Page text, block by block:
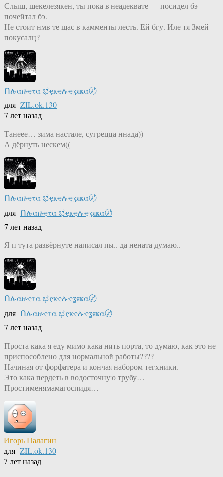
Слыш, шекелезякен, ты пока в неадеквате — посидел бэ
почейтал бэ.
Не стоит нмв те щас в камменты лесть. Ей бгу. Иле тя Змей
покусалц?
Ոሉαዙҿτα ಭҿҝҿሉҿʓяҝα〄
для ZIL.ok.130
7 лет назад
Танеее… зима настале, сугрецца ннада))
А дёрнуть нескем((
Ոሉαዙҿτα ಭҿҝҿሉҿʓяҝα〄
для Ոሉαዙҿτα ಭҿҝҿሉҿʓяҝα〄
7 лет назад
Я п тута развёрнуте написал пы.. да нената думаю..
Ոሉαዙҿτα ಭҿҝҿሉҿʓяҝα〄
для Ոሉαዙҿτα ಭҿҝҿሉҿʓяҝα〄
7 лет назад
Проста кака я еду мимо кака нить порта, то думаю, как это не
приспособлено для нормальной работы????
Начиная от форфатера и кончая набором тегхники.
Это кака пердеть в водосточную трубу…
Простименямамагоспидя…
Игорь Палагин
для ZIL.ok.130
7 лет назад